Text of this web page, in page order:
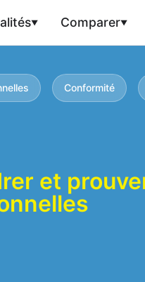
Comparer
Conformité
et